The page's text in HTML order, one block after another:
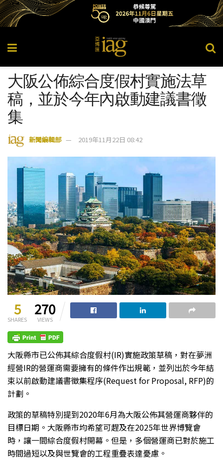
大阪公佈綜合度假村實施法草
稿，並於今年內啟動建議書徵
集
新聞編輯部 2019年11月22日 08:42
5
SHARES
270
VIEWS
大阪縣市已公佈其綜合度假村(IR)實施政策草稿，對在夢洲
經營IR的營運商需要擁有的條件作出規範，並列出於今年結
束以前啟動建議書徵集程序(Request for Proposal, RFP)的
計劃。
政策的草稿特別提到2020年6月為大阪公佈其營運商夥伴的
目標日期。大阪縣市均希望可趕及在2025年世界博覽會
時，讓一間綜合度假村開幕。但是，多個營運商已對於施工
時間過短以及與世覽會的工程重疊表達憂慮。